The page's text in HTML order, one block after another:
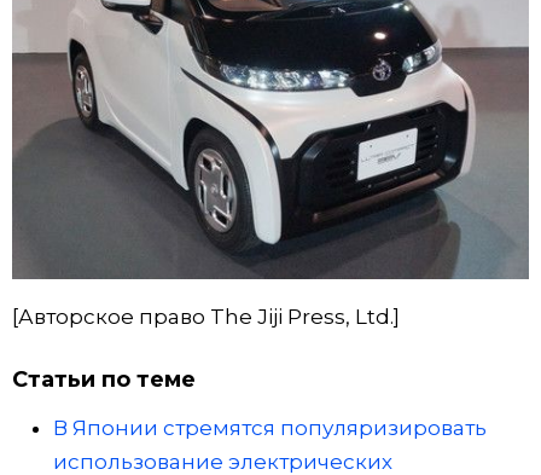
[Авторское право The Jiji Press, Ltd.]
Статьи по теме
В Японии стремятся популяризировать
использование электрических